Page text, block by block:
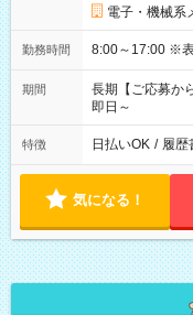
電子・機械系
勤務時間 8:00
期間
長期【ご応募か
即日～
特徴 日払いOK / 履歴
気になる！